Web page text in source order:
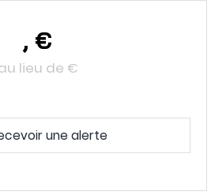
, €
lieu de €
une alerte